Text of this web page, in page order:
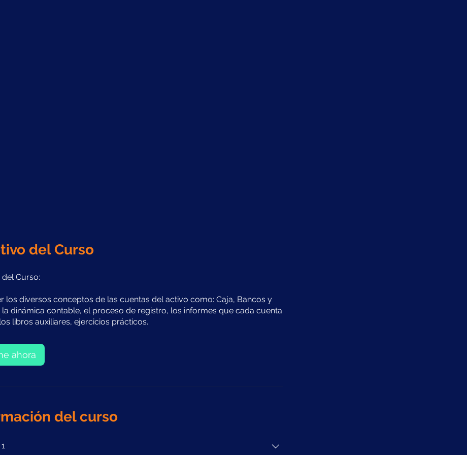
del Curso
Curso:
los diversos conceptos de las cuentas del activo como: Caja, Bancos y
la dinámica contable, el proceso de registro, los informes que cada cuenta
libros auxiliares, ejercicios prácticos.
ahora
del curso